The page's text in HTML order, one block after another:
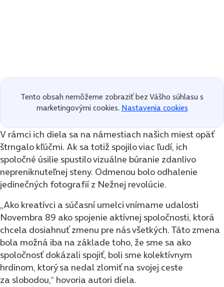
Tento obsah nemôžeme zobraziť bez Vášho súhlasu s
marketingovými cookies. Nastavenia cookies
V rámci ich diela sa na námestiach našich miest opäť
štrngalo kľúčmi. Ak sa totiž spojilo viac ľudí, ich
spoločné úsilie spustilo vizuálne búranie zdanlivo
nepreniknuteľnej steny. Odmenou bolo odhalenie
jedinečných fotografií z Nežnej revolúcie.
„Ako kreatívci a súčasní umelci vnímame udalosti
Novembra 89 ako spojenie aktívnej spoločnosti, ktorá
chcela dosiahnuť zmenu pre nás všetkých. Táto zmena
bola možná iba na základe toho, že sme sa ako
spoločnosť dokázali spojiť, boli sme kolektívnym
hrdinom, ktorý sa nedal zlomiť na svojej ceste
za slobodou,“ hovoria autori diela.